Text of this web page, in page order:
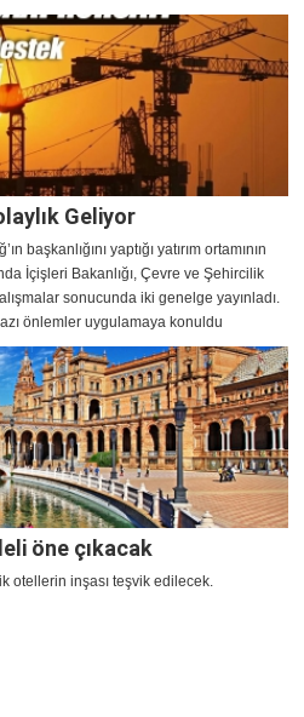
Geliyor
başkanlığını yaptığı yatırım ortamının
İçişleri Bakanlığı, Çevre ve Şehircilik
sonucunda iki genelge yayınladı.
önlemler uygulamaya konuldu
öne çıkacak
otellerin inşası teşvik edilecek.